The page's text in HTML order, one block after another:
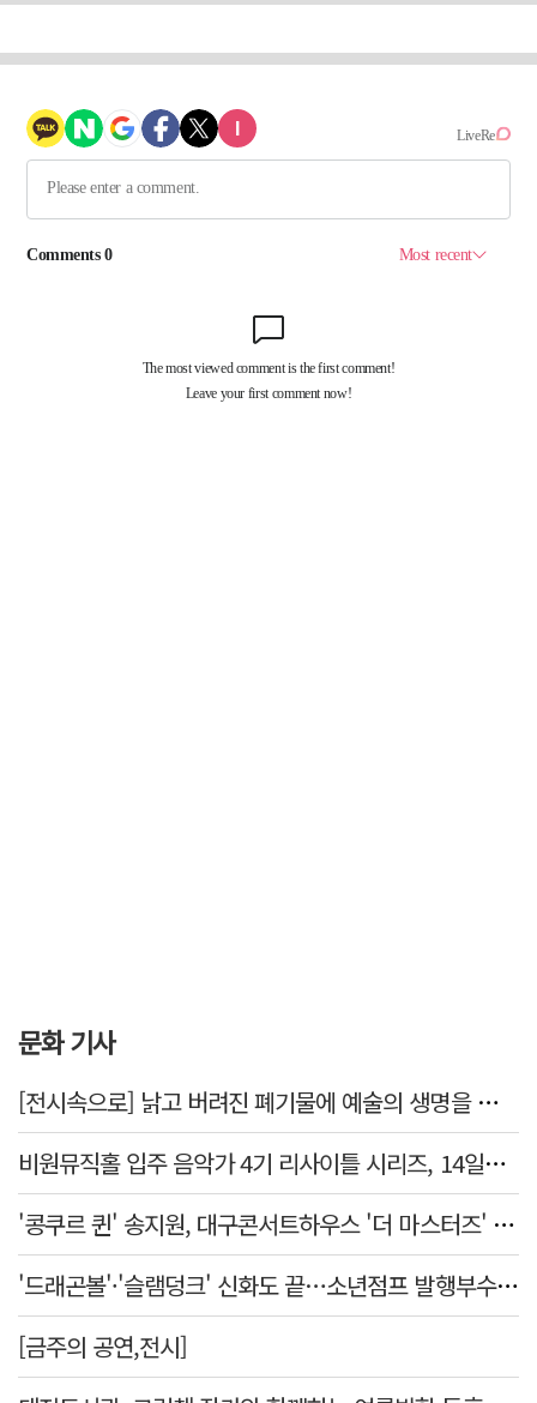
문화 기사
[전시속으로] 낡고 버려진 폐기물에 예술의 생명을 불어넣다…김결수 개인전
비원뮤직홀 입주 음악가 4기 리사이틀 시리즈, 14일부터 6주간 개최
'콩쿠르 퀸' 송지원, 대구콘서트하우스 '더 마스터즈' 무대 오른다
'드래곤볼'·'슬램덩크' 신화도 끝…소년점프 발행부수 100만부 붕괴
[금주의 공연,전시]